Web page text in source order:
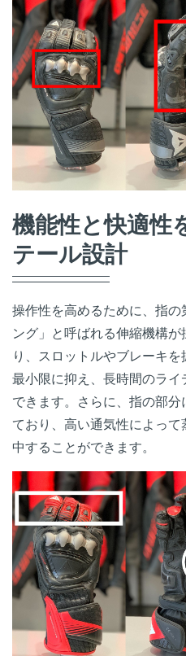
機能性と快適性
テール設計
操作性を高めるために、指
ング」と呼ばれる伸縮機構
り、スロットルやブレーキ
最小限に抑え、長時間のラ
できます。さらに、指の部
ており、高い通気性によっ
中することができます。